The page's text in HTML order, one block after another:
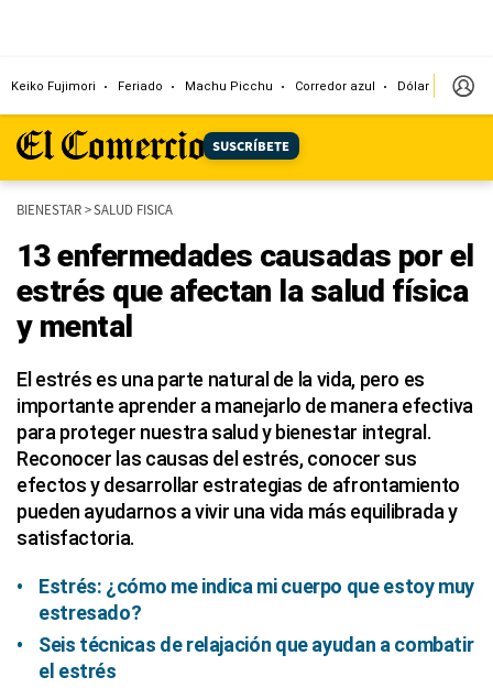
Keiko Fujimori Feriado Machu Picchu Corredor azul Dólar
SUSCRÍBETE
BIENESTAR>SALUD FISICA
13 enfermedades causadas por el
estrés que afectan la salud física
y mental
El estrés es una parte natural de la vida, pero es
importante aprender a manejarlo de manera efectiva
para proteger nuestra salud y bienestar integral.
Reconocer las causas del estrés, conocer sus
efectos y desarrollar estrategias de afrontamiento
pueden ayudarnos a vivir una vida más equilibrada y
satisfactoria.
Estrés: ¿cómo me indica mi cuerpo que estoy muy
estresado?
Seis técnicas de relajación que ayudan a combatir
el estrés